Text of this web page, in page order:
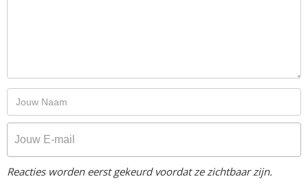
Reacties worden eerst gekeurd voordat ze zichtbaar zijn.